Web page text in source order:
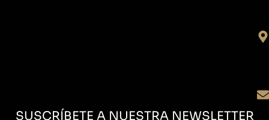
SUSCRÍBETE A NUESTRA NEWSLETTER